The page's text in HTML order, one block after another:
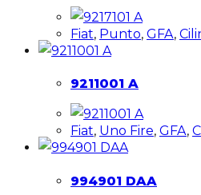
Fiat, Punto, GFA,
9211001 A
Fiat, Uno Fire, GFA,
994901 DAA